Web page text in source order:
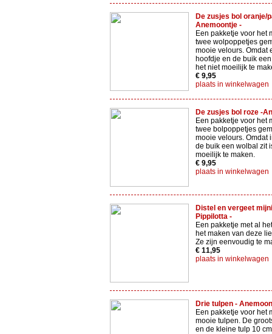
De zusjes bol oranje/
Anemoontje -
Een pakketje voor het
twee wolpoppetjes
mooie velours. Omdat
hoofdje en de buik
het niet moeilijk te
€ 9,95
plaats in winkelwagen
De zusjes bol roze -
Een pakketje voor het
twee bolpoppetjes
mooie velours. Omdat
de buik een wolbal zit
moeilijk te maken.
€ 9,95
plaats in winkelwagen
Distel en vergeet
Pippilotta -
Een pakketje met al
het maken van deze
Ze zijn eenvoudig te
€ 11,95
plaats in winkelwagen
Drie tulpen -
Een pakketje voor het
mooie tulpen. De
en de kleine tulp 10